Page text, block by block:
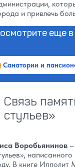
и привлечь
еще в
Санатории и
Связь
стульев»
Воробьянинов
В книге Ипполит